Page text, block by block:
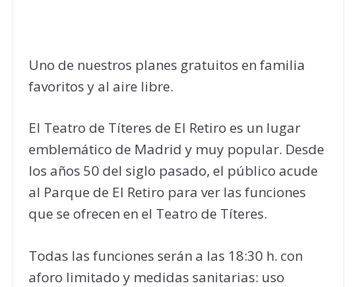
Uno de nuestros planes gratuitos en familia
favoritos y al aire libre.
El Teatro de Títeres de El Retiro es un lugar
emblemático de Madrid y muy popular. Desde
los años 50 del siglo pasado, el público acude
al Parque de El Retiro para ver las funciones
que se ofrecen en el Teatro de Títeres.
Todas las funciones serán a las 18:30 h. con
aforo limitado y medidas sanitarias: uso